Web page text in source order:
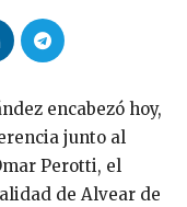
encabezó hoy,
junto al
Perotti, el
de Alvear de